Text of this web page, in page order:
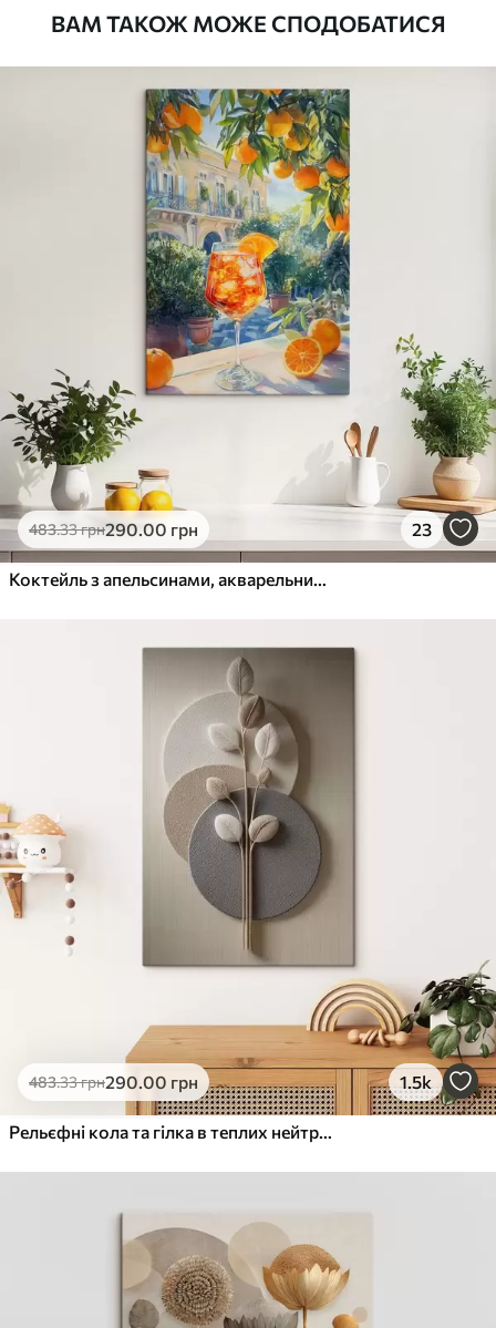
Від290.00грн
Яскраві, насичені кольори
Стійкість до вицвітання
Безпечне чорнило без запаху
Поверхня з текстурою полотна
Екологічний матеріал
Яскраві, насичені кольори
Стійкість до вицвітання
✓Безпечне чорнило без запаху
✓Поверхня з текстурою полотна
✗Екологічний матеріал
Еко-Преміум
.00грн
✓Яскраві, насичені кольори
Поверхня з текстурою полотна
ВАМ ТАКОЖ МОЖЕ СПОДОБАТИСЯ
483.33грн290.00 грн 23
Коктейль з апельсинами, акварельний стиль, Італія, Aperol Spritz, архітектура, літній сад
483.33грн290.00 грн 1.5k
Рельєфні кола та гілка в теплих нейтральних тонах